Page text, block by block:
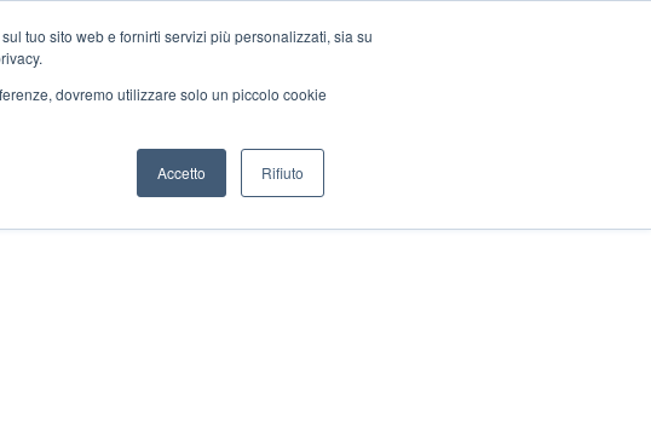
tuo sito web e fornirti servizi più personalizzati, sia su
dovremo utilizzare solo un piccolo cookie
Accetto Rifiuto